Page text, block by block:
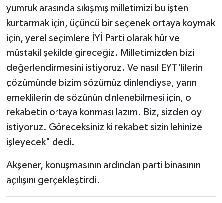
yumruk arasında sıkışmış milletimizi bu işten
kurtarmak için, üçüncü bir seçenek ortaya koymak
için, yerel seçimlere İYİ Parti olarak hür ve
müstakil şekilde gireceğiz. Milletimizden bizi
değerlendirmesini istiyoruz. Ve nasıl EYT'lilerin
çözümünde bizim sözümüz dinlendiyse, yarın
emeklilerin de sözünün dinlenebilmesi için, o
rekabetin ortaya konması lazım. Biz, sizden oy
istiyoruz. Göreceksiniz ki rekabet sizin lehinize
işleyecek" dedi.
Akşener, konuşmasının ardından parti binasının
açılışını gerçekleştirdi.